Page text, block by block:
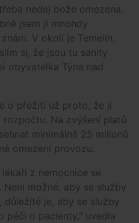
nedej bože omezena.
jsem ji mnohdy
V okolí je Temelín,
si, že jsou tu sanity
obyvatelka Týna nad
o přežití už proto, že jí
Na zvýšení platů
minimálně 25 milionů
omezení provozu.
z nemocnice se
možné, aby se služby
důležité je, aby se služby
péči o pacienty," uvedla